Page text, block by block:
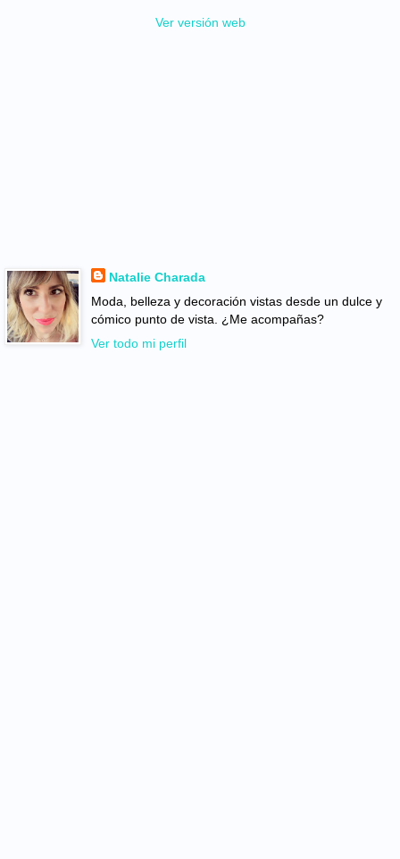
Ver versión web
Natalie Charada
Moda, belleza y decoración vistas desde un dulce y
cómico punto de vista. ¿Me acompañas?
Ver todo mi perfil